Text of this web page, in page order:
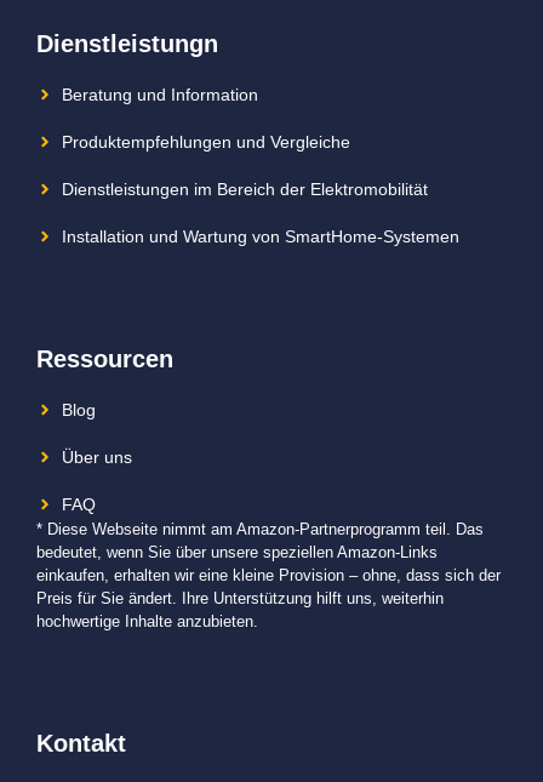
Dienstleistungn
Beratung und Information
Produktempfehlungen und Vergleiche
Dienstleistungen im Bereich der Elektromobilität
Installation und Wartung von SmartHome-Systemen
Ressourcen
Blog
Über uns
FAQ
* Diese Webseite nimmt am Amazon-Partnerprogramm teil. Das
bedeutet, wenn Sie über unsere speziellen Amazon-Links
einkaufen, erhalten wir eine kleine Provision – ohne, dass sich der
Preis für Sie ändert. Ihre Unterstützung hilft uns, weiterhin
hochwertige Inhalte anzubieten.
Kontakt